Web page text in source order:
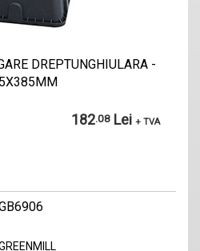
DREPTUNGHIULARA -
182.08 Lei + TVA